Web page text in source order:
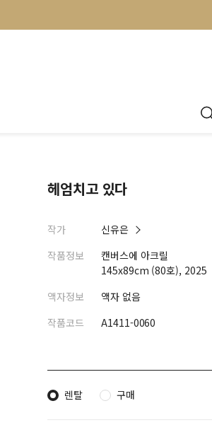
헤엄치고 있다
작가
신유은
작품정보
캔버스에 아크릴
145x89cm (80호), 2025
액자정보
액자 없음
작품코드
A1411-0060
렌탈 구매